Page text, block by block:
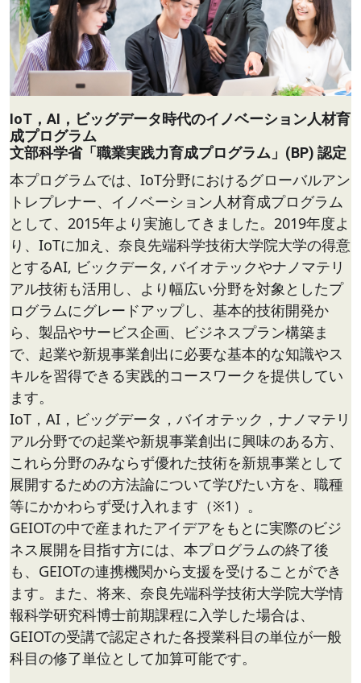
IoT，AI，ビッグデータ時代のイノベーション人材育
成プログラム
文部科学省「職業実践力育成プログラム」(BP) 認定
本プログラムでは、IoT分野におけるグローバルアン
トレプレナー、イノベーション人材育成プログラム
として、2015年より実施してきました。2019年度よ
り、IoTに加え、奈良先端科学技術大学院大学の得意
とするAI, ビックデータ, バイオテックやナノマテリ
アル技術も活用し、より幅広い分野を対象としたプ
ログラムにグレードアップし、基本的技術開発か
ら、製品やサービス企画、ビジネスプラン構築ま
で、起業や新規事業創出に必要な基本的な知識やス
キルを習得できる実践的コースワークを提供してい
ます。
IoT，AI，ビッグデータ，バイオテック，ナノマテリ
アル分野での起業や新規事業創出に興味のある方、
これら分野のみならず優れた技術を新規事業として
展開するための方法論について学びたい方を、職種
等にかかわらず受け入れます（※1）。
GEIOTの中で産まれたアイデアをもとに実際のビジ
ネス展開を目指す方には、本プログラムの終了後
も、GEIOTの連携機関から支援を受けることができ
ます。また、将来、奈良先端科学技術大学院大学情
報科学研究科博士前期課程に入学した場合は、
GEIOTの受講で認定された各授業科目の単位が一般
科目の修了単位として加算可能です。